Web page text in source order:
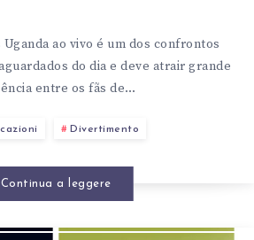
Uganda ao vivo é um dos confrontos
do dia e deve atrair grande
entre os fãs de…
Divertimento
Continua a leggere